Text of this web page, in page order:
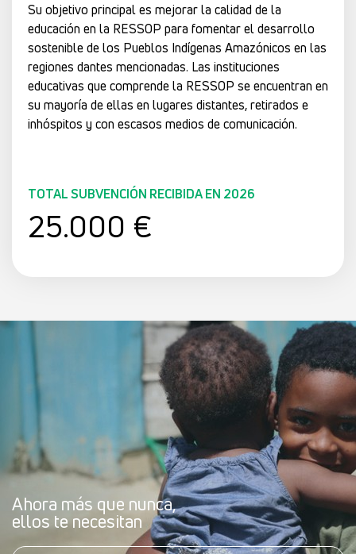
Su objetivo principal es mejorar la calidad de la
educación en la RESSOP para fomentar el desarrollo
sostenible de los Pueblos Indígenas Amazónicos en las
regiones dantes mencionadas. Las instituciones
educativas que comprende la RESSOP se encuentran en
su mayoría de ellas en lugares distantes, retirados e
inhóspitos y con escasos medios de comunicación.
TOTAL SUBVENCIÓN RECIBIDA EN 2026
25.000 €
Ahora más que nunca,
ellos te necesitan